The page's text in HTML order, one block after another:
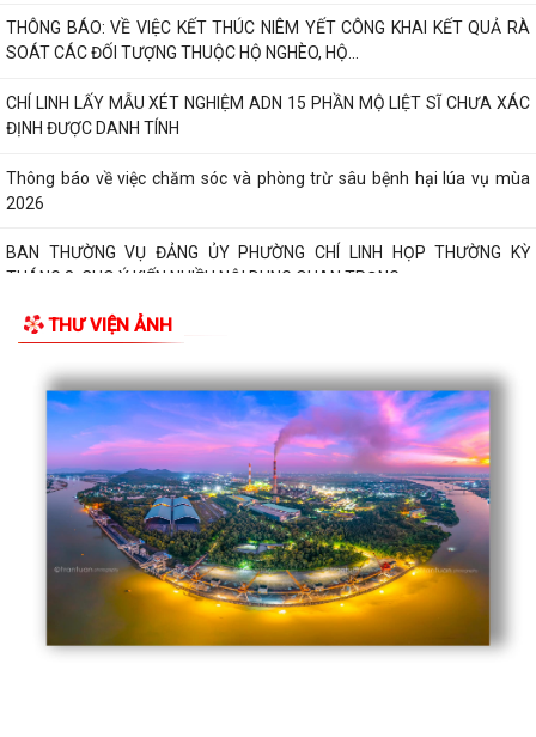
THÔNG BÁO: VỀ VIỆC KẾT THÚC NIÊM YẾT CÔNG KHAI KẾT QUẢ RÀ
SOÁT CÁC ĐỐI TƯỢNG THUỘC HỘ NGHÈO, HỘ...
CHÍ LINH LẤY MẪU XÉT NGHIỆM ADN 15 PHẦN MỘ LIỆT SĨ CHƯA XÁC
ĐỊNH ĐƯỢC DANH TÍNH
Thông báo về việc chăm sóc và phòng trừ sâu bệnh hại lúa vụ mùa
2026
BAN THƯỜNG VỤ ĐẢNG ỦY PHƯỜNG CHÍ LINH HỌP THƯỜNG KỲ
THÁNG 8, CHO Ý KIẾN NHIỀU NỘI DUNG QUAN TRỌNG
THƯ VIỆN ẢNH